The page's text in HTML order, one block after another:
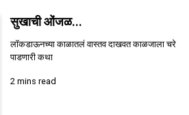
सुखाची ओंजळ...
लॉकडाऊनच्या काळातलं वास्तव दाखवत काळजाला चरे
पाडणारी कथा
2 mins read